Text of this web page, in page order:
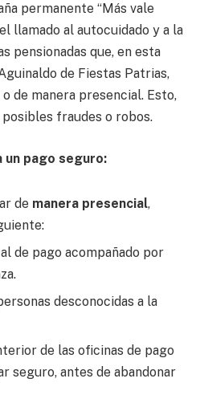
permanente “Más vale
llamado al autocuidado y a la
pensionadas que, en esta
de Fiestas Patrias,
de manera presencial. Esto,
fraudes o robos.
un pago seguro:
de manera presencial,
de pago acompañado por
desconocidas a la
de las oficinas de pago
seguro, antes de abandonar